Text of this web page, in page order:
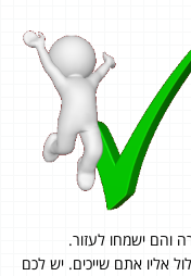
והם ישמחו לעזור.
אליו אתם שייכים. יש לכם